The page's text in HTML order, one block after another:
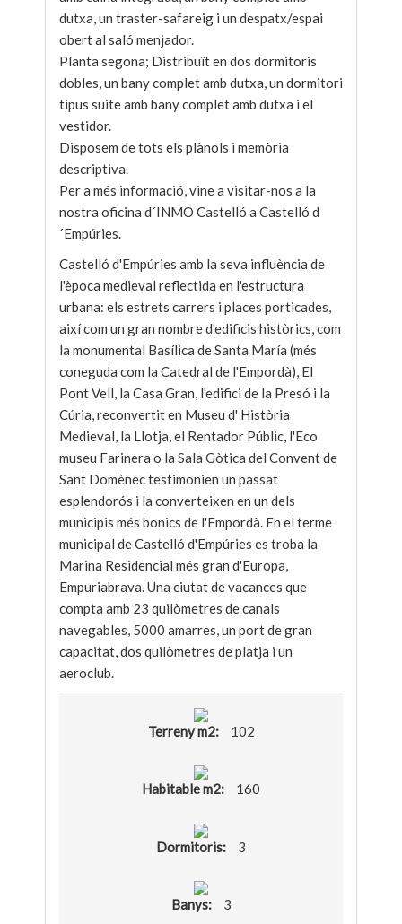
dutxa, un traster-safareig i un despatx/espai
obert al saló menjador.
Planta segona; Distribuït en dos dormitoris
dobles, un bany complet amb dutxa, un dormitori
tipus suite amb bany complet amb dutxa i el
vestidor.
Disposem de tots els plànols i memòria
descriptiva.
Per a més informació, vine a visitar-nos a la
nostra oficina d´INMO Castelló a Castelló d
´Empúries.
Castelló d'Empúries amb la seva influència de
l'època medieval reflectida en l'estructura
urbana: els estrets carrers i places porticades,
així com un gran nombre d'edificis històrics, com
la monumental Basílica de Santa María (més
coneguda com la Catedral de l'Empordà), El
Pont Vell, la Casa Gran, l'edifici de la Presó i la
Cúria, reconvertit en Museu d' Història
Medieval, la Llotja, el Rentador Públic, l'Eco
museu Farinera o la Sala Gòtica del Convent de
Sant Domènec testimonien un passat
esplendorós i la converteixen en un dels
municipis més bonics de l'Empordà. En el terme
municipal de Castelló d'Empúries es troba la
Marina Residencial més gran d'Europa,
Empuriabrava. Una ciutat de vacances que
compta amb 23 quilòmetres de canals
navegables, 5000 amarres, un port de gran
capacitat, dos quilòmetres de platja i un
aeroclub.
Terreny m2: 102
Habitable m2: 160
Dormitoris: 3
Banys: 3